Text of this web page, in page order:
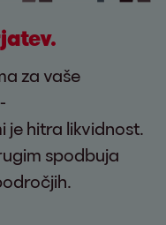
za vaše
je hitra likvidnost.
spodbuja